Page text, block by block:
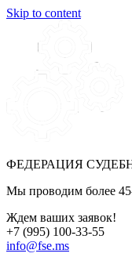
Skip to content
ФЕДЕРАЦИЯ
Мы проводим более
Ждем ваших заявок!
+7 (995) 100-33-55
info@fse.ms